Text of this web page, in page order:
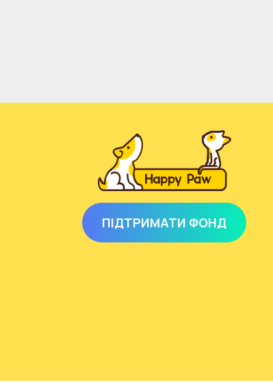
ПІДТРИМАТИ ФОНД